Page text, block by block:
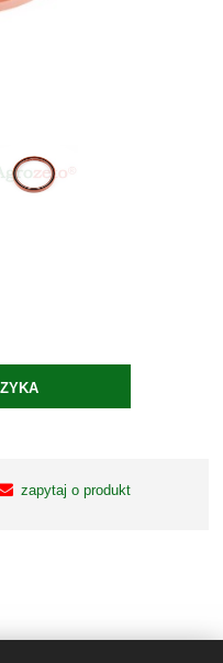
zapytaj o produkt